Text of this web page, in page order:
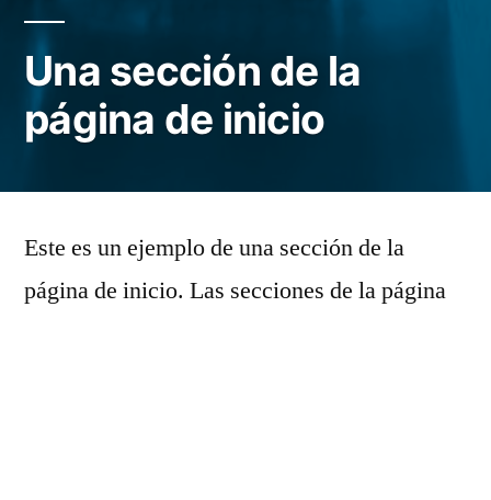
Una sección de la
página de inicio
Este es un ejemplo de una sección de la
página de inicio. Las secciones de la página